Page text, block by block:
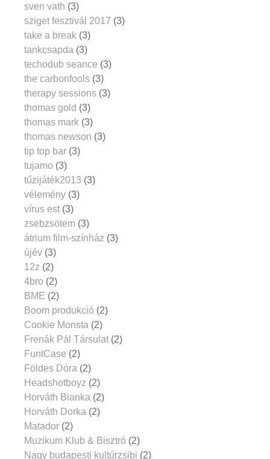
sven vath (3)
sziget fesztivál 2017 (3)
take a break (3)
tankcsapda (3)
techodub seance (3)
the carbonfools (3)
therapy sessions (3)
thomas gold (3)
thomas mark (3)
thomas newson (3)
tip top bar (3)
tujamo (3)
tűzijáték2013 (3)
vélemény (3)
vírus est (3)
zsebzsötem (3)
átrium film-színház (3)
újév (3)
12z (2)
4bro (2)
BME (2)
Boom produkció (2)
Cookie Monsta (2)
Frenák Pál Társulat (2)
FuntCase (2)
Földes Dóra (2)
Headshotboyz (2)
Horváth Bianka (2)
Horváth Dorka (2)
Matador (2)
Muzikum Klub & Bisztró (2)
Nagy budapesti kultúrzsibi (2)